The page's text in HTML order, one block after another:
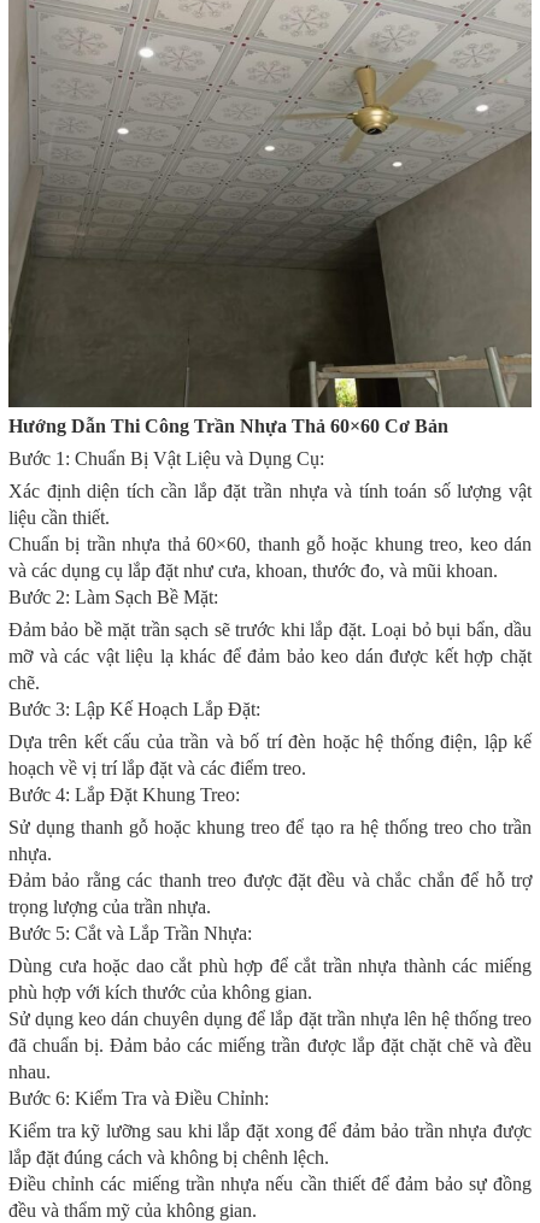
Hướng Dẫn Thi Công Trần Nhựa Thả 60×60 Cơ Bản
Bước 1: Chuẩn Bị Vật Liệu và Dụng Cụ:
Xác định diện tích cần lắp đặt trần nhựa và tính toán số lượng vật
liệu cần thiết.
Chuẩn bị trần nhựa thả 60×60, thanh gỗ hoặc khung treo, keo dán
và các dụng cụ lắp đặt như cưa, khoan, thước đo, và mũi khoan.
Bước 2: Làm Sạch Bề Mặt:
Đảm bảo bề mặt trần sạch sẽ trước khi lắp đặt. Loại bỏ bụi bẩn, dầu
mỡ và các vật liệu lạ khác để đảm bảo keo dán được kết hợp chặt
chẽ.
Bước 3: Lập Kế Hoạch Lắp Đặt:
Dựa trên kết cấu của trần và bố trí đèn hoặc hệ thống điện, lập kế
hoạch về vị trí lắp đặt và các điểm treo.
Bước 4: Lắp Đặt Khung Treo:
Sử dụng thanh gỗ hoặc khung treo để tạo ra hệ thống treo cho trần
nhựa.
Đảm bảo rằng các thanh treo được đặt đều và chắc chắn để hỗ trợ
trọng lượng của trần nhựa.
Bước 5: Cắt và Lắp Trần Nhựa:
Dùng cưa hoặc dao cắt phù hợp để cắt trần nhựa thành các miếng
phù hợp với kích thước của không gian.
Sử dụng keo dán chuyên dụng để lắp đặt trần nhựa lên hệ thống treo
đã chuẩn bị. Đảm bảo các miếng trần được lắp đặt chặt chẽ và đều
nhau.
Bước 6: Kiểm Tra và Điều Chỉnh:
Kiểm tra kỹ lưỡng sau khi lắp đặt xong để đảm bảo trần nhựa được
lắp đặt đúng cách và không bị chênh lệch.
Điều chỉnh các miếng trần nhựa nếu cần thiết để đảm bảo sự đồng
đều và thẩm mỹ của không gian.